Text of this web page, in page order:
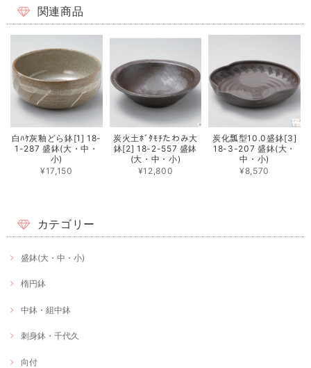
関連商品
白ﾊｹ灰釉どら鉢[1] 18-
1-287 盛鉢(大・中・
小)
¥17,150
炭火土ﾎﾞﾀﾓﾁたわみ大
鉢[2] 18-2-557 盛鉢
(大・中・小)
¥12,800
炭化瓢型10.0盛鉢[3]
18-3-207 盛鉢(大・
中・小)
¥8,570
カテゴリー
盛鉢(大・中・小)
楕円鉢
中鉢・組中鉢
刺身鉢・千代久
向付